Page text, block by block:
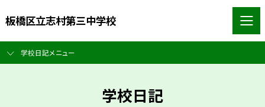
板橋区立志村第三中学校
学校日記メニュー
学校日記